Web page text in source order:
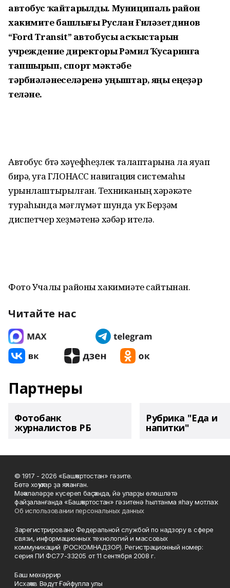
автобус ҡайтарылды. Муниципаль район
хакимите башлығы Руслан Ғиләзетдинов
“Ford Transit” автобусы асҡыстарын
учреждение директоры Рәмил Ҡусаринға
тапшырып, спорт мәктәбе
тәрбиәләнеүселәренә уңыштар, яңы еңеүҙәр
теләне.
Автобус бөтә хәүефһеҙлек талаптарына ла яуап
бирә, уға ГЛОНАСС навигация системаһы
урынлаштырылған. Техниканың хәрәкәте
тураһында мәғлүмәт шунда уҡ Берҙәм
диспетчер хеҙмәтенә хәбәр ителә.
Фото Учалы районы хакимиәте сайтынан.
Читайте нас
Партнеры
Фотобанк
журналистов РБ
Рубрика "Еда и
напитки"
© 1917 - 2026 «Башҡортостан» гәзите.
Бөтә хоҡуҡтар ҙа яҡланған.
Мәҡәләләрҙе күсереп баҫҡанда, йә уларҙы өлөшләтә
файҙаланғанда «Башҡортостан» гәзитенә һылтанма яһау мотлаҡ.
Об использовании персональных данных
Зарегистрировано Федеральной службой по надзору в сфере
связи, информационных технологий и массовых
коммуникаций (РОСКОМНАДЗОР). Регистрационный номер:
серия ПИ ФС77-33205 от 11 сентября 2008 г.
Баш мөхәррир
Исхаҡов Вәдүт Ғәйфулла улы